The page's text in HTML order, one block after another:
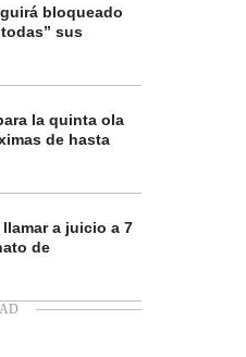
bloqueado
sus
la quinta ola
de hasta
a juicio a 7
de